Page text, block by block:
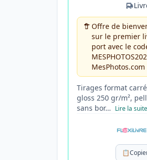
Offre de
sur le premier
port avec le
MesPhotos.com
Tirages format
gloss 250 gr/m²,
sans bor… Lire la suite
📋